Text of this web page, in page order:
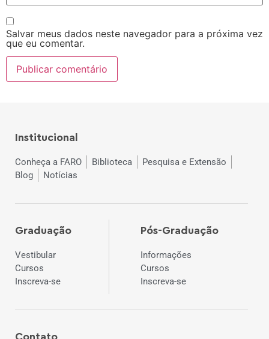
Salvar meus dados neste navegador para a próxima vez
que eu comentar.
Institucional
Conheça a FARO Biblioteca
Pesquisa e Extensão
Blog
Notícias
Graduação
Vestibular
Cursos
Inscreva-se
Pós-Graduação
Informações
Cursos
Inscreva-se